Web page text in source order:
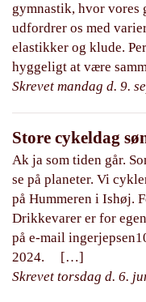
gymnastik, hvor
udfordrer os med
elastikker og klude.
hyggeligt at være
Skrevet mandag d. 9.
Store cykeldag
Ak ja som tiden går.
se på planeter. Vi
på Hummeren i Ishøj.
Drikkevarer er for
på e-mail
2024. […]
Skrevet torsdag d. 6.